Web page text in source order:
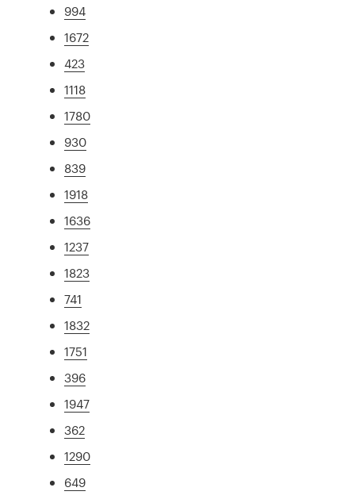
994
1672
423
1118
1780
930
839
1918
1636
1237
1823
741
1832
1751
396
1947
362
1290
649